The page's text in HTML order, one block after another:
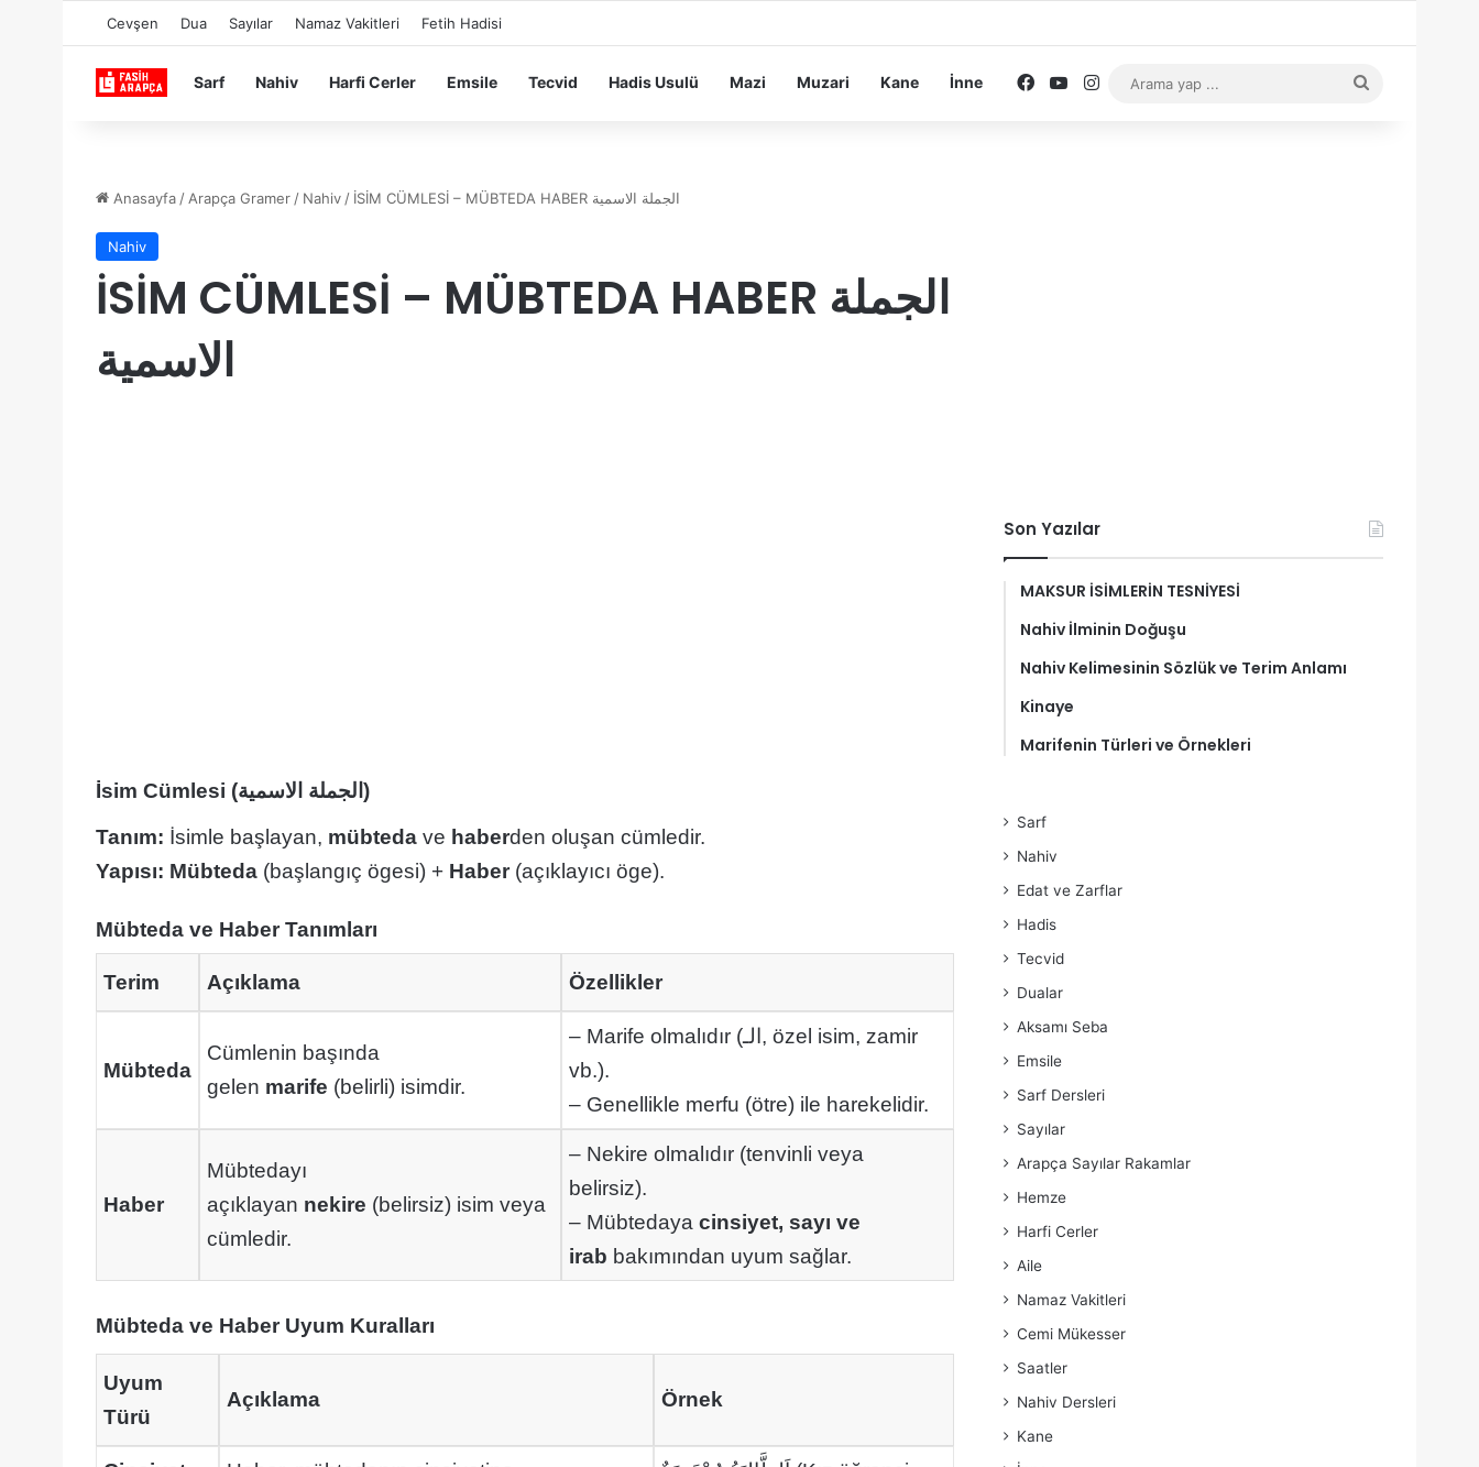
Cevşen Dua Sayılar Namaz Vakitleri Fetih Hadisi
Sarf Nahiv Harfi Cerler Emsile Tecvid Hadis Usulü Mazi Muzari Kane İnne Facebook
YouTube
Instagram
Anasayfa / Arapça Gramer / Nahiv / İSİM CÜMLESİ – MÜBTEDA HABER الجملة الاسمية
Nahiv
İSİM CÜMLESİ – MÜBTEDA HABER الجملة
الاسمية
İsim Cümlesi (الجملة الاسمية)
Tanım: İsimle başlayan, mübteda ve haberden oluşan cümledir.
Yapısı: Mübteda (başlangıç ögesi) + Haber (açıklayıcı öge).
Mübteda ve Haber Tanımları
Terim Açıklama Özellikler
Mübteda
Cümlenin başında
gelen marife (belirli) isimdir.
– Marife olmalıdır (الـ, özel isim, zamir
vb.).
– Genellikle merfu (ötre) ile harekelidir.
Haber
Mübtedayı
açıklayan nekire (belirsiz) isim veya
cümledir.
– Nekire olmalıdır (tenvinli veya
belirsiz).
– Mübtedaya cinsiyet, sayı ve
irab bakımından uyum sağlar.
Mübteda ve Haber Uyum Kuralları
Uyum
Türü
Açıklama Örnek
Son Yazılar
MAKSUR İSİMLERİN TESNİYESİ
Nahiv İlminin Doğuşu
Nahiv Kelimesinin Sözlük ve Terim Anlamı
Kinaye
Marifenin Türleri ve Örnekleri
Sarf
Nahiv
Edat ve Zarflar
Hadis
Tecvid
Dualar
Aksamı Seba
Emsile
Sarf Dersleri
Sayılar
Arapça Sayılar Rakamlar
Hemze
Harfi Cerler
Aile
Namaz Vakitleri
Cemi Mükesser
Saatler
Nahiv Dersleri
Kane